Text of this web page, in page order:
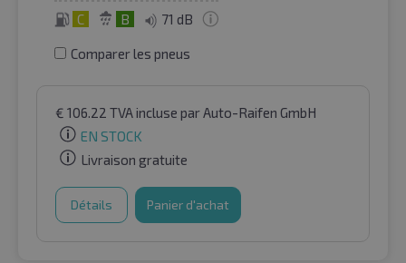
C B 71 dB
Comparer les pneus
€ 106.22 TVA incluse par Auto-Raifen GmbH
EN STOCK
Livraison gratuite
Détails Panier d'achat